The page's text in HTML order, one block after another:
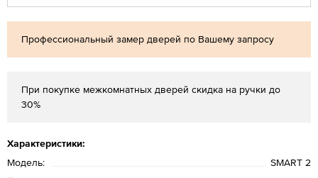
Профессиональный замер дверей по Вашему запросу
При покупке межкомнатных дверей скидка на ручки до
30%
Характеристики:
Модель:
SMART 2